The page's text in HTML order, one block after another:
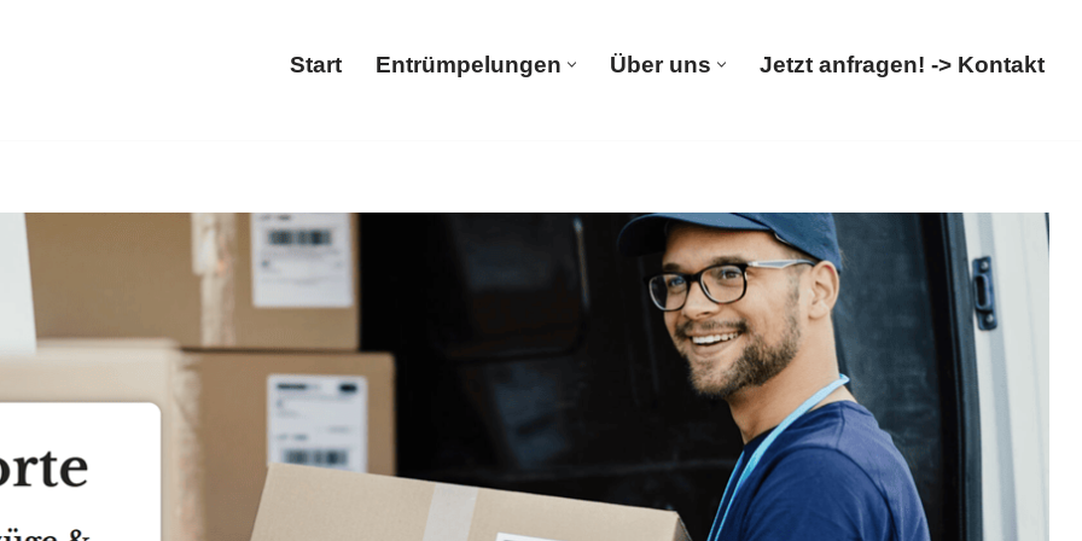
Start Entrümpelungen Über uns Jetzt anfragen! -> Kontakt
und ✓Haushaltsauflösung, Wohnungsauflösung, Entrümpelungsfirma, Entsorgung ansehen. Ihre Quelle für
✓Wohnungsauflösung oder ✓Entsorgung für 67471 Elmstein – ➡️ 𝐌&𝐋 𝐓𝐑𝐀𝐍𝐒𝐏𝐎𝐑𝐓𝐄, Ihr
Sie ✉.